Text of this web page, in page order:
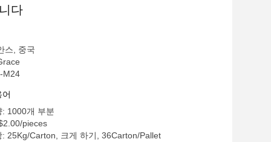
다
스, 중국
M24
1000개 부분
pieces
: 25Kg/Carton, 크게 하기, 36Carton/Pallet